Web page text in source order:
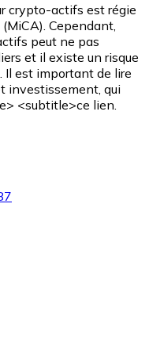
crypto-actifs est régie
Cependant,
peut ne pas
et il existe un risque
est important de lire
investissement, qui
<subtitle>ce lien.